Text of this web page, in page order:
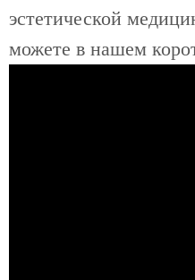
эстетической
можете в нашем